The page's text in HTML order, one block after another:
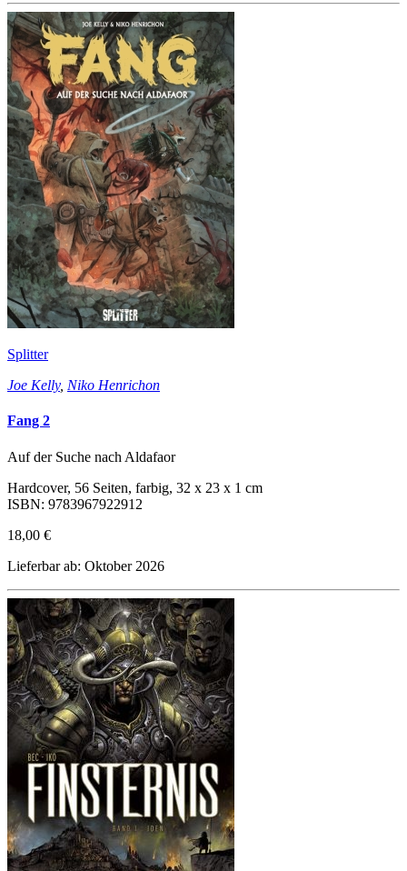
Splitter
Joe Kelly, Niko Henrichon
Fang 2
Auf der Suche nach Aldafaor
Hardcover, 56 Seiten, farbig, 32 x 23 x 1 cm
ISBN: 9783967922912
18,00 €
Lieferbar ab: Oktober 2026